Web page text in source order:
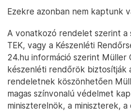
Ezekre azonban nem kaptunk
A vonatkozó rendelet szerint a
TEK, vagy a Készenléti
24.hu információ szerint Müller
készenléti rendőrök biztosítják
rendeletnek köszönhetően
magas színvonalú védelmet
miniszterelnök, a miniszterek,